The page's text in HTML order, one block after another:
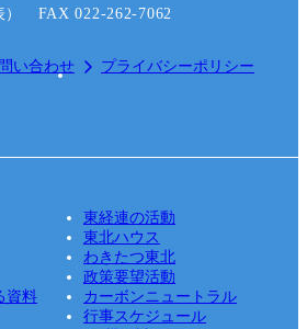
） FAX 022-262-7062
い合わせ
プライバシーポリシー
東経連の活動
東北ハウス
わきたつ東北
政策要望活動
資料
カーボンニュートラル
行事スケジュール